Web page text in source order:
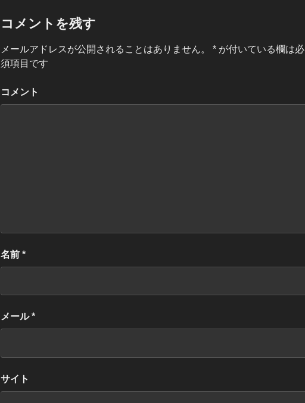
コメントを残す
メールアドレスが公開されることはありません。 * が付いている欄は必
須項目です
コメント
名前 *
メール*
サイト